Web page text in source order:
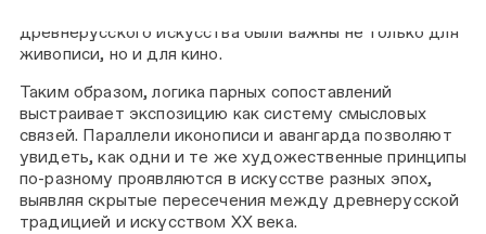
древнерусского искусства были важны не только для
живописи, но и для кино.
Таким образом, логика парных сопоставлений
выстраивает экспозицию как систему смысловых
связей. Параллели иконописи и авангарда позволяют
увидеть, как одни и те же художественные принципы
по-разному проявляются в искусстве разных эпох,
выявляя скрытые пересечения между древнерусской
традицией и искусством XX века.